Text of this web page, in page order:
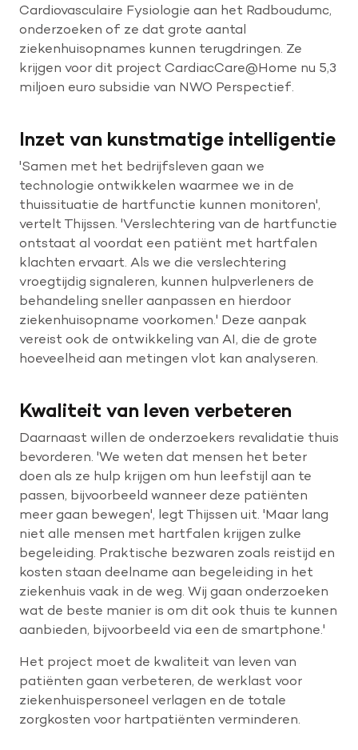
Cardiovasculaire Fysiologie aan het Radboudumc,
onderzoeken of ze dat grote aantal
ziekenhuisopnames kunnen terugdringen. Ze
krijgen voor dit project CardiacCare@Home nu 5,3
miljoen euro subsidie van NWO Perspectief.
Inzet van kunstmatige intelligentie
'Samen met het bedrijfsleven gaan we
technologie ontwikkelen waarmee we in de
thuissituatie de hartfunctie kunnen monitoren',
vertelt Thijssen. 'Verslechtering van de hartfunctie
ontstaat al voordat een patiënt met hartfalen
klachten ervaart. Als we die verslechtering
vroegtijdig signaleren, kunnen hulpverleners de
behandeling sneller aanpassen en hierdoor
ziekenhuisopname voorkomen.' Deze aanpak
vereist ook de ontwikkeling van AI, die de grote
hoeveelheid aan metingen vlot kan analyseren.
Kwaliteit van leven verbeteren
Daarnaast willen de onderzoekers revalidatie thuis
bevorderen. 'We weten dat mensen het beter
doen als ze hulp krijgen om hun leefstijl aan te
passen, bijvoorbeeld wanneer deze patiënten
meer gaan bewegen', legt Thijssen uit. 'Maar lang
niet alle mensen met hartfalen krijgen zulke
begeleiding. Praktische bezwaren zoals reistijd en
kosten staan deelname aan begeleiding in het
ziekenhuis vaak in de weg. Wij gaan onderzoeken
wat de beste manier is om dit ook thuis te kunnen
aanbieden, bijvoorbeeld via een de smartphone.'
Het project moet de kwaliteit van leven van
patiënten gaan verbeteren, de werklast voor
ziekenhuispersoneel verlagen en de totale
zorgkosten voor hartpatiënten verminderen.